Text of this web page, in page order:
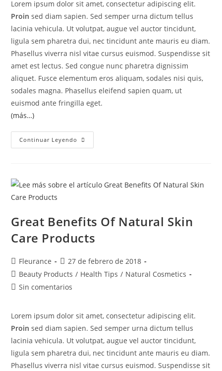
Lorem ipsum dolor sit amet, consectetur adipiscing elit.
Proin sed diam sapien. Sed semper urna dictum tellus
lacinia vehicula. Ut volutpat, augue vel auctor tincidunt,
ligula sem pharetra dui, nec tincidunt ante mauris eu diam.
Phasellus viverra nisl vitae cursus euismod. Suspendisse sit
amet est lectus. Sed congue nunc pharetra dignissim
aliquet. Fusce elementum eros aliquam, sodales nisi quis,
sodales magna. Phasellus eleifend sapien quam, ut
euismod ante fringilla eget.
(más…)
Continuar Leyendo
Great Benefits Of Natural Skin
Care Products
Fleurance
27 de febrero de 2018
Beauty Products / Health Tips / Natural Cosmetics
Sin comentarios
Lorem ipsum dolor sit amet, consectetur adipiscing elit.
Proin sed diam sapien. Sed semper urna dictum tellus
lacinia vehicula. Ut volutpat, augue vel auctor tincidunt,
ligula sem pharetra dui, nec tincidunt ante mauris eu diam.
Phasellus viverra nisl vitae cursus euismod. Suspendisse sit